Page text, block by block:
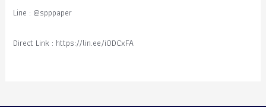
Line : @spppaper
Direct Link : https://lin.ee/i0DCxFA